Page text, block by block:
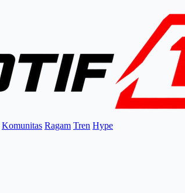
Komunitas Ragam Tren Hype